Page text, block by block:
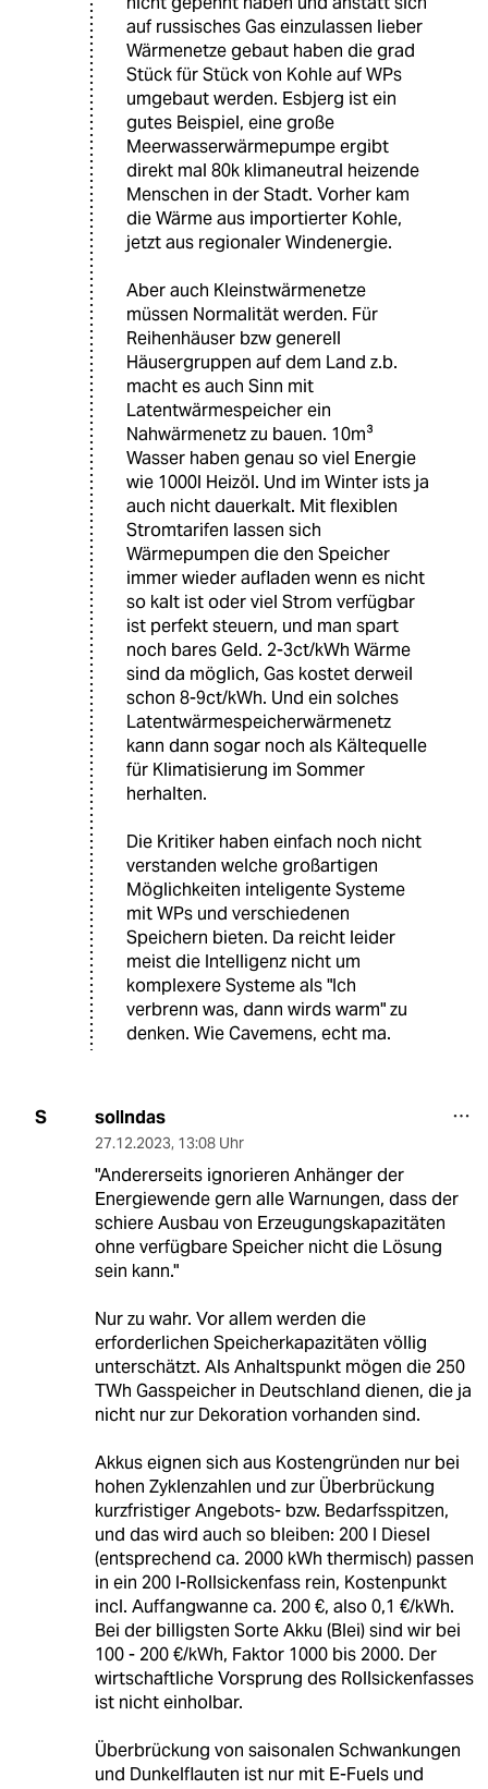
auf russisches Gas einzulassen lieber
Wärmenetze gebaut haben die grad
Stück für Stück von Kohle auf WPs
umgebaut werden. Esbjerg ist ein
gutes Beispiel, eine große
Meerwasserwärmepumpe ergibt
direkt mal 80k klimaneutral heizende
Menschen in der Stadt. Vorher kam
die Wärme aus importierter Kohle,
jetzt aus regionaler Windenergie.
Aber auch Kleinstwärmenetze
müssen Normalität werden. Für
Reihenhäuser bzw generell
Häusergruppen auf dem Land z.b.
macht es auch Sinn mit
Latentwärmespeicher ein
Nahwärmenetz zu bauen. 10m³
Wasser haben genau so viel Energie
wie 1000l Heizöl. Und im Winter ists ja
auch nicht dauerkalt. Mit flexiblen
Stromtarifen lassen sich
Wärmepumpen die den Speicher
immer wieder aufladen wenn es nicht
so kalt ist oder viel Strom verfügbar
ist perfekt steuern, und man spart
noch bares Geld. 2-3ct/kWh Wärme
sind da möglich, Gas kostet derweil
schon 8-9ct/kWh. Und ein solches
Latentwärmespeicherwärmenetz
kann dann sogar noch als Kältequelle
für Klimatisierung im Sommer
herhalten.
Die Kritiker haben einfach noch nicht
verstanden welche großartigen
Möglichkeiten inteligente Systeme
mit WPs und verschiedenen
Speichern bieten. Da reicht leider
meist die Intelligenz nicht um
komplexere Systeme als "Ich
verbrenn was, dann wirds warm" zu
denken. Wie Cavemens, echt ma.
S sollndas
27.12.2023, 13:08 Uhr
"Andererseits ignorieren Anhänger der
Energiewende gern alle Warnungen, dass der
schiere Ausbau von Erzeugungskapazitäten
ohne verfügbare Speicher nicht die Lösung
sein kann."
Nur zu wahr. Vor allem werden die
erforderlichen Speicherkapazitäten völlig
unterschätzt. Als Anhaltspunkt mögen die 250
TWh Gasspeicher in Deutschland dienen, die ja
nicht nur zur Dekoration vorhanden sind.
Akkus eignen sich aus Kostengründen nur bei
hohen Zyklenzahlen und zur Überbrückung
kurzfristiger Angebots- bzw. Bedarfsspitzen,
und das wird auch so bleiben: 200 l Diesel
(entsprechend ca. 2000 kWh thermisch) passen
in ein 200 l-Rollsickenfass rein, Kostenpunkt
incl. Auffangwanne ca. 200 €, also 0,1 €/kWh.
Bei der billigsten Sorte Akku (Blei) sind wir bei
100 - 200 €/kWh, Faktor 1000 bis 2000. Der
wirtschaftliche Vorsprung des Rollsickenfasses
ist nicht einholbar.
Überbrückung von saisonalen Schwankungen
und Dunkelflauten ist nur mit E-Fuels und